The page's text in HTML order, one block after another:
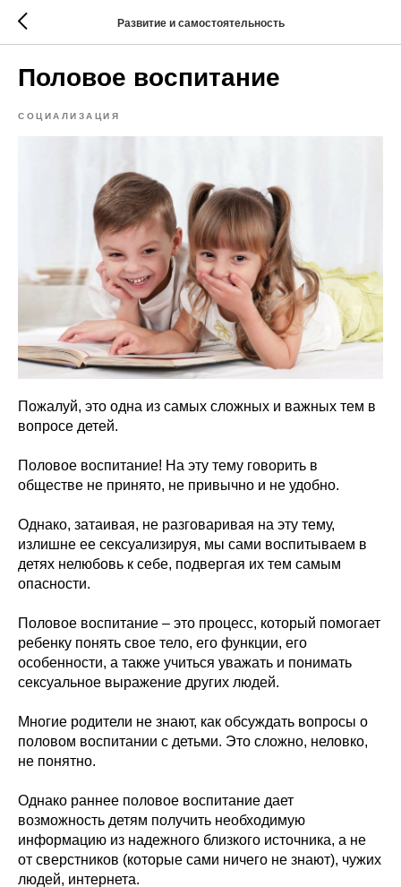
Развитие и самостоятельность
Половое воспитание
СОЦИАЛИЗАЦИЯ
Пожалуй, это одна из самых сложных и важных тем в
вопросе детей.
Половое воспитание! На эту тему говорить в
обществе не принято, не привычно и не удобно.
Однако, затаивая, не разговаривая на эту тему,
излишне ее сексуализируя, мы сами воспитываем в
детях нелюбовь к себе, подвергая их тем самым
опасности.
Половое воспитание – это процесс, который помогает
ребенку понять свое тело, его функции, его
особенности, а также учиться уважать и понимать
сексуальное выражение других людей.
Многие родители не знают, как обсуждать вопросы о
половом воспитании с детьми. Это сложно, неловко,
не понятно.
Однако раннее половое воспитание дает
возможность детям получить необходимую
информацию из надежного близкого источника, а не
от сверстников (которые сами ничего не знают), чужих
людей, интернета.